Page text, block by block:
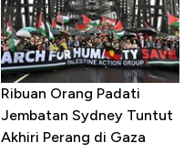
Ribuan Orang Padati
Jembatan Sydney Tuntut
Akhiri Perang di Gaza